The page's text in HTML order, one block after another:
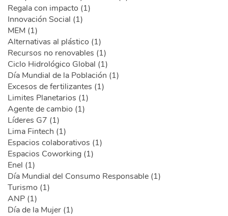
Regala con impacto (1)
Innovación Social (1)
MEM (1)
Alternativas al plástico (1)
Recursos no renovables (1)
Ciclo Hidrológico Global (1)
Día Mundial de la Población (1)
Excesos de fertilizantes (1)
Limites Planetarios (1)
Agente de cambio (1)
Líderes G7 (1)
Lima Fintech (1)
Espacios colaborativos (1)
Espacios Coworking (1)
Enel (1)
Día Mundial del Consumo Responsable (1)
Turismo (1)
ANP (1)
Día de la Mujer (1)